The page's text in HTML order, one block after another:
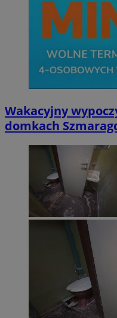
Wakacyjny
domkach